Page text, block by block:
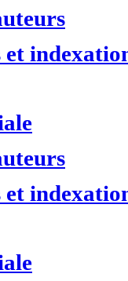
et
et